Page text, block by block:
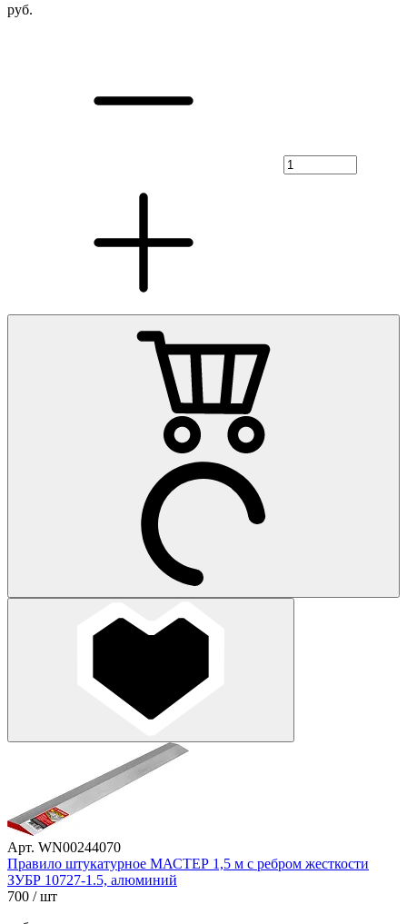
руб.
Арт. WN00244070
Правило штукатурное МАСТЕР 1,5 м с ребром жесткости
ЗУБР 10727-1.5, алюминий
700 / шт